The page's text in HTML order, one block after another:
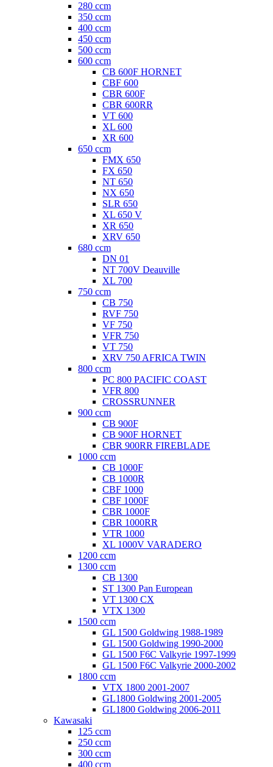
280 ccm
350 ccm
400 ccm
450 ccm
500 ccm
600 ccm
CB 600F HORNET
CBF 600
CBR 600F
CBR 600RR
VT 600
XL 600
XR 600
650 ccm
FMX 650
FX 650
NT 650
NX 650
SLR 650
XL 650 V
XR 650
XRV 650
680 ccm
DN 01
NT 700V Deauville
XL 700
750 ccm
CB 750
RVF 750
VF 750
VFR 750
VT 750
XRV 750 AFRICA TWIN
800 ccm
PC 800 PACIFIC COAST
VFR 800
CROSSRUNNER
900 ccm
CB 900F
CB 900F HORNET
CBR 900RR FIREBLADE
1000 ccm
CB 1000F
CB 1000R
CBF 1000
CBF 1000F
CBR 1000F
CBR 1000RR
VTR 1000
XL 1000V VARADERO
1200 ccm
1300 ccm
CB 1300
ST 1300 Pan European
VT 1300 CX
VTX 1300
1500 ccm
GL 1500 Goldwing 1988-1989
GL 1500 Goldwing 1990-2000
GL 1500 F6C Valkyrie 1997-1999
GL 1500 F6C Valkyrie 2000-2002
1800 ccm
VTX 1800 2001-2007
GL1800 Goldwing 2001-2005
GL1800 Goldwing 2006-2011
Kawasaki
125 ccm
250 ccm
300 ccm
400 ccm